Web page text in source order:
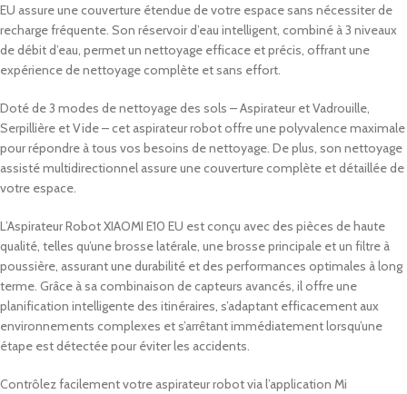
EU assure une couverture étendue de votre espace sans nécessiter de
recharge fréquente. Son réservoir d’eau intelligent, combiné à 3 niveaux
de débit d’eau, permet un nettoyage efficace et précis, offrant une
expérience de nettoyage complète et sans effort.
Doté de 3 modes de nettoyage des sols – Aspirateur et Vadrouille,
Serpillière et Vide – cet aspirateur robot offre une polyvalence maximale
pour répondre à tous vos besoins de nettoyage. De plus, son nettoyage
assisté multidirectionnel assure une couverture complète et détaillée de
votre espace.
L’Aspirateur Robot XIAOMI E10 EU est conçu avec des pièces de haute
qualité, telles qu’une brosse latérale, une brosse principale et un filtre à
poussière, assurant une durabilité et des performances optimales à long
terme. Grâce à sa combinaison de capteurs avancés, il offre une
planification intelligente des itinéraires, s’adaptant efficacement aux
environnements complexes et s’arrêtant immédiatement lorsqu’une
étape est détectée pour éviter les accidents.
Contrôlez facilement votre aspirateur robot via l’application Mi